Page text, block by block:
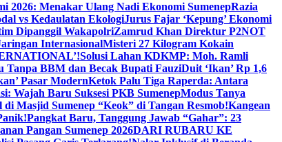
2026: Menakar Ulang Nadi Ekonomi SumenepRazia
vs Kedaulatan EkologiJurus Fajar ‘Kepung’ Ekonomi
Dipanggil WakapolriZamrud Khan Direktur P2NOT
InternasionalMisteri 27 Kilogram Kokain
Solusi Lahan KDKMP: Moh. Ramli
Tanpa BBM dan Becak Bupati FauziDuit ‘Ikan’ Rp 1,6
Pasar ModernKetok Palu Tiga Raperda: Antara
Wajah Baru Suksesi PKB SumenepModus Tanya
Masjid Sumenep “Keok” di Tangan Resmob!Kangean
Pangkat Baru, Tanggung Jawab “Gahar”: 23
Pangan Sumenep 2026DARI RUBARU KE